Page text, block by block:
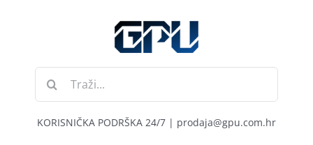
Traži...
KORISNIČKA PODRŠKA 24/7 | prodaja@gpu.com.hr